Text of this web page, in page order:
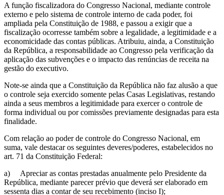
A função fiscalizadora do Congresso Nacional, mediante controle
externo e pelo sistema de controle interno de cada poder, foi
ampliada pela Constituição de 1988, e passou a exigir que a
fiscalização ocorresse também sobre a legalidade, a legitimidade e a
economicidade das contas públicas. Atribuiu, ainda, a Constituição
da República, a responsabilidade ao Congresso pela verificação da
aplicação das subvenções e o impacto das renúncias de receita na
gestão do executivo.
Note-se ainda que a Constituição da República não faz alusão a que
o controle seja exercido somente pelas Casas Legislativas, restando
ainda a seus membros a legitimidade para exercer o controle de
forma individual ou por comissões previamente designadas para esta
finalidade.
Com relação ao poder de controle do Congresso Nacional, em
suma, vale destacar os seguintes deveres/poderes, estabelecidos no
art. 71 da Constituição Federal:
a)
Apreciar as contas prestadas anualmente pelo Presidente da
República, mediante parecer prévio que deverá ser elaborado em
sessenta dias a contar de seu recebimento (inciso I);